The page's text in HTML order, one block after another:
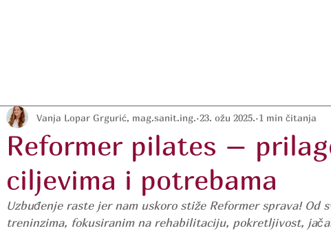
Reformer pilates –
ciljevima i potrebama
Vanja Lopar Grgurić, mag.sanit.ing. 23. ožu 2025. 1 min čitanja
Uzbuđenje raste jer nam uskoro stiže Reformer sprava! Od
treninzima, fokusiranim na rehabilitaciju, pokretljivost,